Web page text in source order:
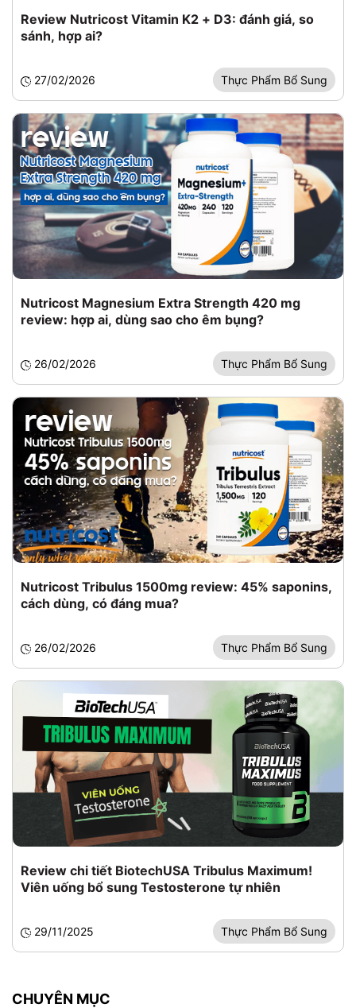
Review Nutricost Vitamin K2 + D3: đánh giá, so
sánh, hợp ai?
27/02/2026 Thực Phẩm Bổ Sung
Nutricost Magnesium Extra Strength 420 mg
review: hợp ai, dùng sao cho êm bụng?
26/02/2026 Thực Phẩm Bổ Sung
Nutricost Tribulus 1500mg review: 45% saponins,
cách dùng, có đáng mua?
26/02/2026 Thực Phẩm Bổ Sung
Review chi tiết BiotechUSA Tribulus Maximum!
Viên uống bổ sung Testosterone tự nhiên
29/11/2025 Thực Phẩm Bổ Sung
CHUYÊN MỤC